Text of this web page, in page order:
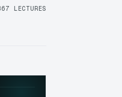
LECTURES